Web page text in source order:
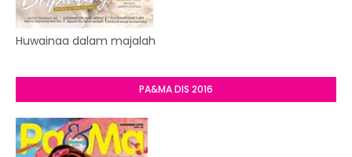
Huwainaa dalam majalah
PA&MA DIS 2016